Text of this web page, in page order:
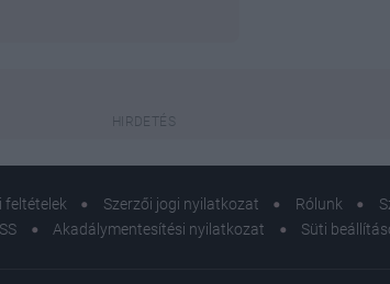
feltételek Szerzői jogi nyilatkozat Rólunk
Akadálymentesítési nyilatkozat Süti